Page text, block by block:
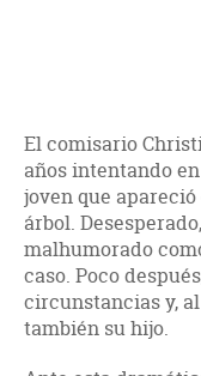
El comisario
años intentando
joven que
árbol.
malhumorado
caso. Poco
circunstancias y,
también su hijo.